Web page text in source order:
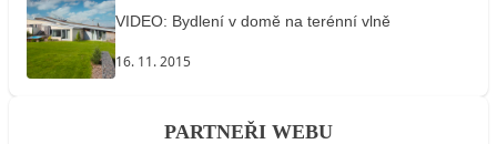
VIDEO: Bydlení v domě na terénní vlně
16. 11. 2015
PARTNEŘI WEBU